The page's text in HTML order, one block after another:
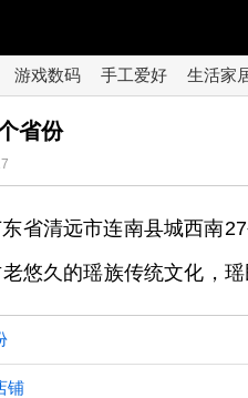
游戏数码 手工爱好 生活家
省份
省清远市连南县城西南
悠久的瑶族传统文化，
铺